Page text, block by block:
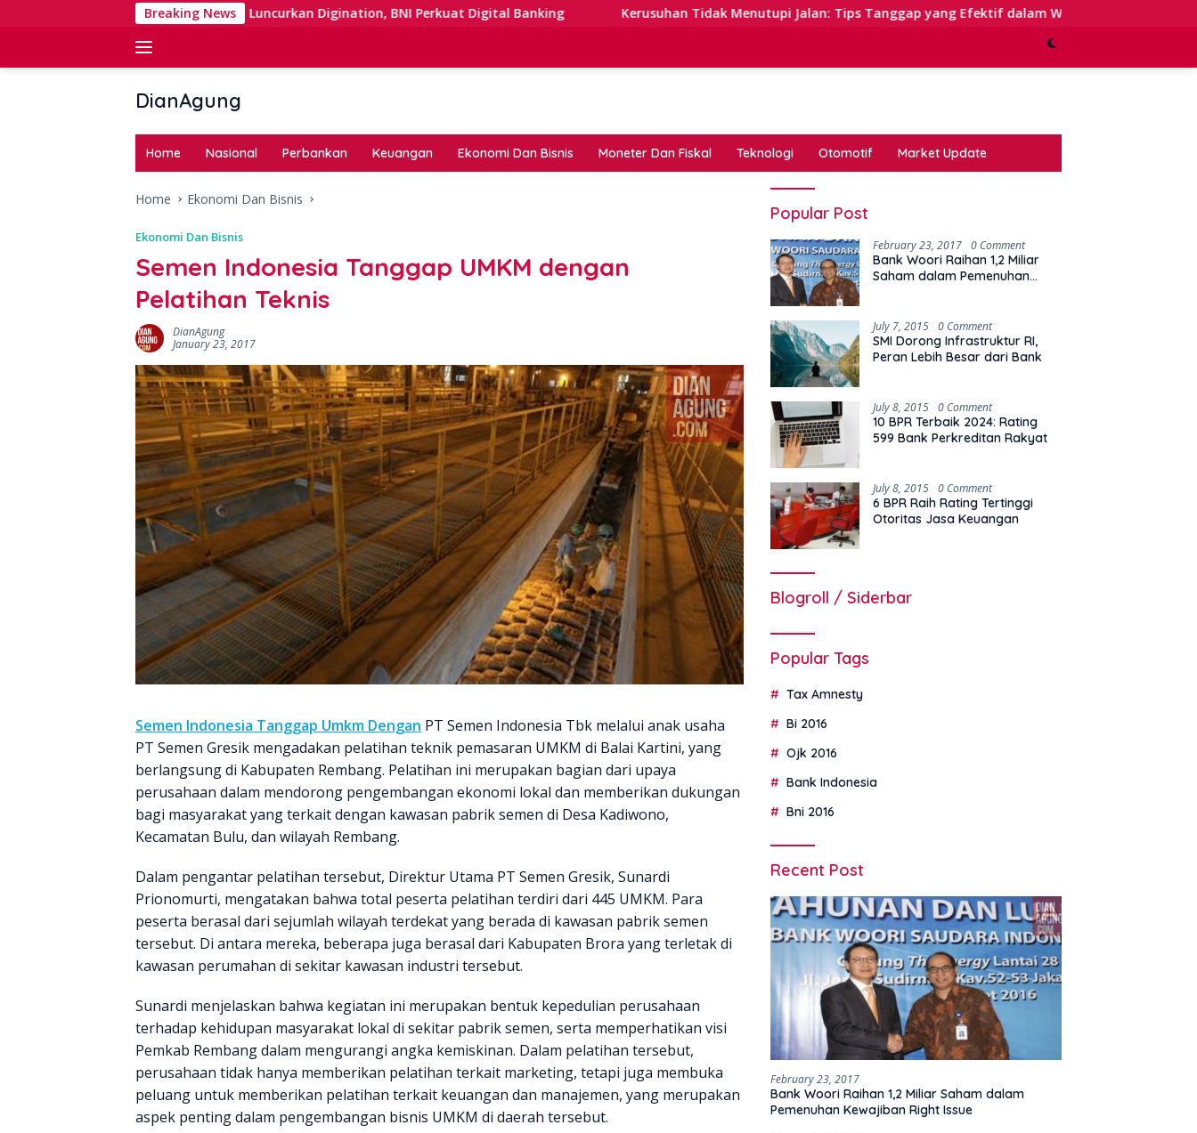
Breaking News
Luncurkan Digination, BNI Perkuat Digital Banking Kerusuhan Tidak Menutupi Jalan: Tips Tanggap yang Efektif dalam Waktu Keterbatasan
DianAgung
Web
Insights
Home Nasional Perbankan Keuangan Ekonomi Dan Bisnis Moneter Dan Fiskal Teknologi Otomotif Market Update
Home Ekonomi Dan Bisnis
Ekonomi Dan Bisnis
Semen Indonesia Tanggap UMKM dengan
Pelatihan Teknis
DianAgung
January 23, 2017
Semen Indonesia Tanggap Umkm Dengan PT Semen Indonesia Tbk melalui anak usaha
PT Semen Gresik mengadakan pelatihan teknik pemasaran UMKM di Balai Kartini, yang
berlangsung di Kabupaten Rembang. Pelatihan ini merupakan bagian dari upaya
perusahaan dalam mendorong pengembangan ekonomi lokal dan memberikan dukungan
bagi masyarakat yang terkait dengan kawasan pabrik semen di Desa Kadiwono,
Kecamatan Bulu, dan wilayah Rembang.
Dalam pengantar pelatihan tersebut, Direktur Utama PT Semen Gresik, Sunardi
Prionomurti, mengatakan bahwa total peserta pelatihan terdiri dari 445 UMKM. Para
peserta berasal dari sejumlah wilayah terdekat yang berada di kawasan pabrik semen
tersebut. Di antara mereka, beberapa juga berasal dari Kabupaten Brora yang terletak di
kawasan perumahan di sekitar kawasan industri tersebut.
Sunardi menjelaskan bahwa kegiatan ini merupakan bentuk kepedulian perusahaan
terhadap kehidupan masyarakat lokal di sekitar pabrik semen, serta memperhatikan visi
Pemkab Rembang dalam mengurangi angka kemiskinan. Dalam pelatihan tersebut,
perusahaan tidak hanya memberikan pelatihan terkait marketing, tetapi juga membuka
peluang untuk memberikan pelatihan terkait keuangan dan manajemen, yang merupakan
aspek penting dalam pengembangan bisnis UMKM di daerah tersebut.
Popular Post
February 23, 2017 0 Comment
Bank Woori Raihan 1,2 Miliar
Saham dalam Pemenuhan
July 7, 2015 0 Comment
SMI Dorong Infrastruktur RI,
Peran Lebih Besar dari Bank
July 8, 2015 0 Comment
10 BPR Terbaik 2024: Rating
599 Bank Perkreditan Rakyat
July 8, 2015 0 Comment
6 BPR Raih Rating Tertinggi
Otoritas Jasa Keuangan
Blogroll / Siderbar
Popular Tags
Tax Amnesty
Bi 2016
Ojk 2016
Bank Indonesia
Bni 2016
Recent Post
February 23, 2017
Bank Woori Raihan 1,2 Miliar Saham dalam
Pemenuhan Kewajiban Right Issue